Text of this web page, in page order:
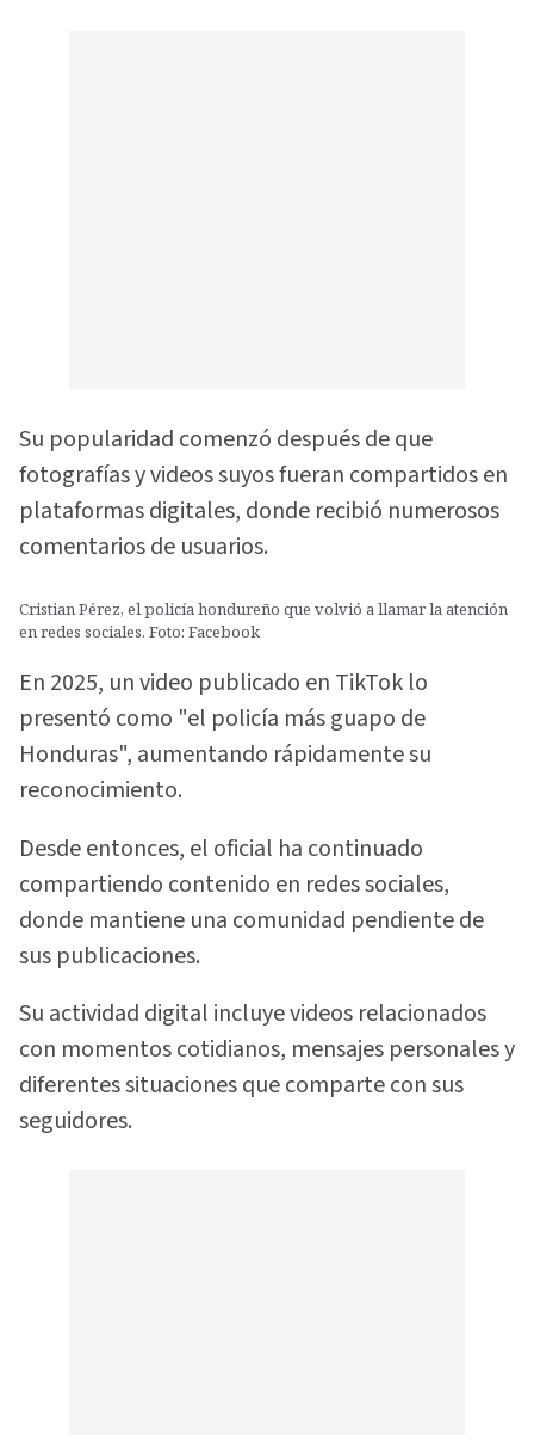
Su popularidad comenzó después de que
fotografías y videos suyos fueran compartidos en
plataformas digitales, donde recibió numerosos
comentarios de usuarios.
Cristian Pérez, el policía hondureño que volvió a llamar la atención
en redes sociales. Foto: Facebook
En 2025, un video publicado en TikTok lo
presentó como "el policía más guapo de
Honduras", aumentando rápidamente su
reconocimiento.
Desde entonces, el oficial ha continuado
compartiendo contenido en redes sociales,
donde mantiene una comunidad pendiente de
sus publicaciones.
Su actividad digital incluye videos relacionados
con momentos cotidianos, mensajes personales y
diferentes situaciones que comparte con sus
seguidores.